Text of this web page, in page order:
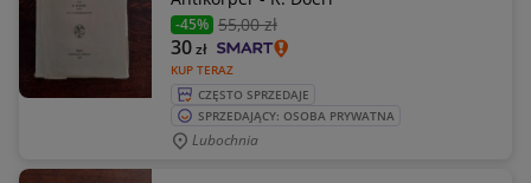
-45% 55,00 zł
KUP TERAZ
30zł
CZĘSTO SPRZEDAJE
SPRZEDAJĄCY: OSOBA PRYWATNA
Lubochnia